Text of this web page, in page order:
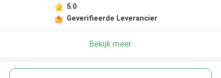
5.0
Geverifieerde Leverancier
Bekijk meer